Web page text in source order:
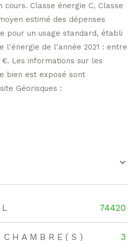
Classe énergie C, Classe
estimé des dépenses
pour un usage standard, établi
l'énergie de l'année 2021 : entre
€. Les informations sur les
bien est exposé sont
Géorisques :
TRAD_ZEPHYR_Valeurs
74420
3